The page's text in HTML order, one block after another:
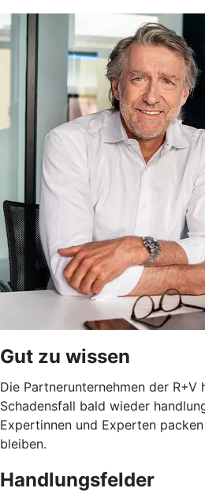
Gut zu wissen
Die Partnerunternehmen der R+V
Schadensfall bald wieder
Expertinnen und Experten
bleiben.
Handlungsfelder